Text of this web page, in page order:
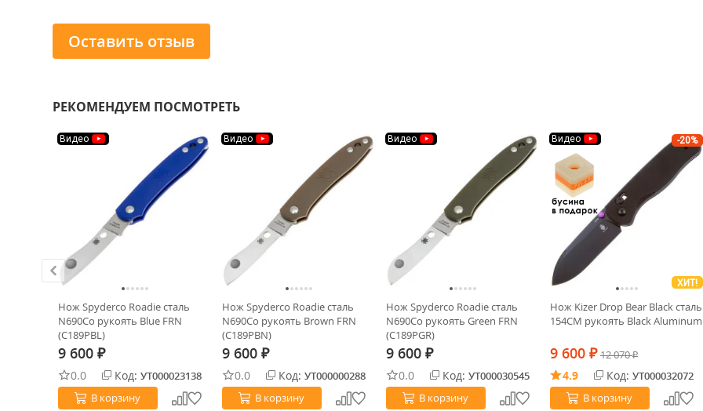
Оставить отзыв
РЕКОМЕНДУЕМ ПОСМОТРЕТЬ
Видео
Нож Spyderco Roadie cталь
N690Co рукоять Blue FRN
(C189PBL)
9 600 ₽
0.0 Код: УТ000023138
В корзину
Видео
Нож Spyderco Roadie cталь
N690Co рукоять Brown FRN
(C189PBN)
9 600 ₽
0.0 Код: УТ000000288
В корзину
Видео
Нож Spyderco Roadie cталь
N690Co рукоять Green FRN
(C189PGR)
9 600 ₽
0.0 Код: УТ000030545
В корзину
-20%
Видео
ХИТ!
Нож Kizer Drop Bear Black сталь
154CM рукоять Black Aluminum
9 600 ₽ 12 070₽
4.9 Код: УТ000032072
В корзину